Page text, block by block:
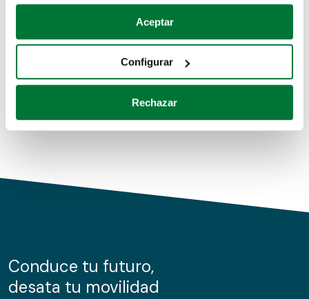
Si lo permite, también quisiéramos:
Recopilar información sobre su ubicación geográfica
Identificar su dispositivo analizándolo activamente
para buscar características específicas (huellas
Obtenga más información sobre cómo se procesan sus
de cookies.
información sobre el uso que haga del sitio web con
nuestros partners de redes sociales, publicidad y análisis
Aceptar
Configurar
Rechazar
Coches de segunda mano
Coches de km0
Conduce tu futuro,
desata tu movilidad